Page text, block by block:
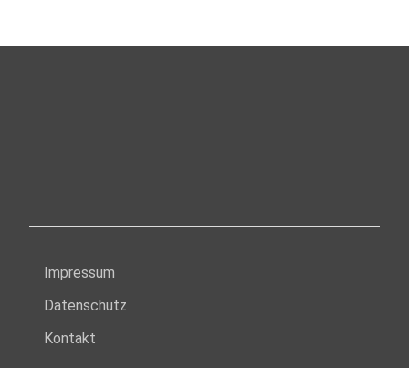
Impressum
Datenschutz
Kontakt